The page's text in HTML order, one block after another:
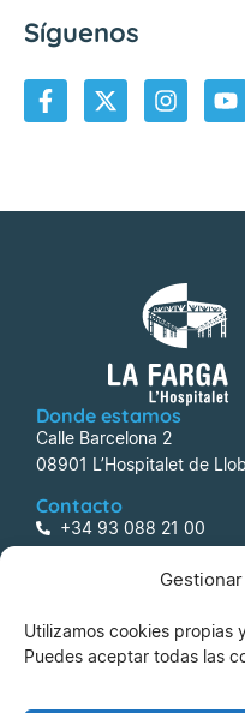
Utilizamos cookies propias
Puedes aceptar todas las
Síguenos
Donde estamos
Calle Barcelona 2
08901 L’Hospitalet de
Contacto
+34 93 088 21 00
Información
Aviso legal